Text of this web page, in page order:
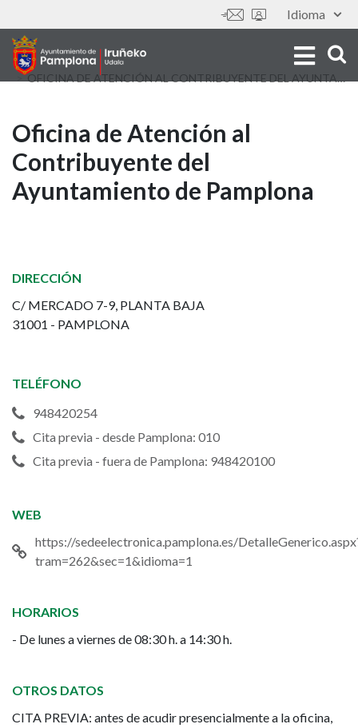
to
main
content
Idioma
Tools
Oficina
de
Atención
Contribuyente
del
Ayuntamiento
de
Pamplona
Oficina de Atención al
Contribuyente del
Ayuntamiento de Pamplona
DIRECCIÓN
C/ MERCADO 7-9, PLANTA BAJA
31001 - PAMPLONA
TELÉFONO
948420254
Cita previa - desde Pamplona: 010
Cita previa - fuera de Pamplona: 948420100
WEB
https://sedeelectronica.pamplona.es/
tram=262&sec=1&idioma=1
HORARIOS
- De lunes a viernes de 08:30 h. a 14:30 h.
OTROS DATOS
CITA PREVIA: antes de acudir presencialmente a la oficina,